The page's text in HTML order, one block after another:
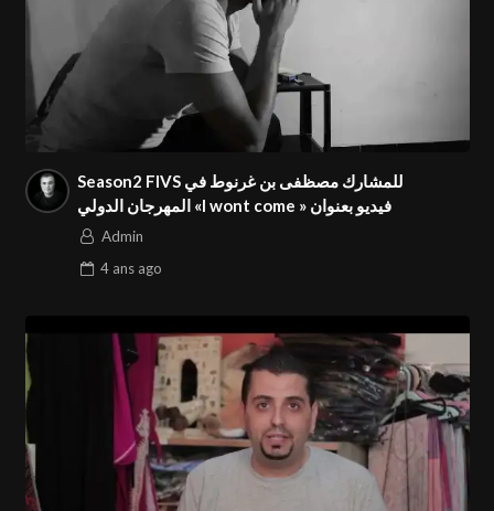
Season2 FIVS للمشارك مصظفى بن غرنوط في
المهرجان الدولي «I wont come » فيديو بعنوان
Admin
4 ans ago